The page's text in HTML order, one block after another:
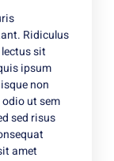
Ridiculus
sit
ipsum
non
ut sem
sed risus
amet